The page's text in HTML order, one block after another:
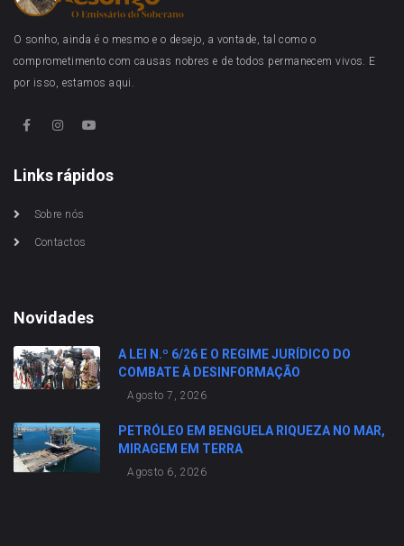
O sonho, ainda é o mesmo e o desejo, a vontade, tal como o
comprometimento com causas nobres e de todos permanecem vivos. E
por isso, estamos aqui.
Links rápidos
Sobre nós
Contactos
Novidades
A LEI N.º 6/26 E O REGIME JURÍDICO DO
COMBATE À DESINFORMAÇÃO
Agosto 7, 2026
PETRÓLEO EM BENGUELA RIQUEZA NO MAR,
MIRAGEM EM TERRA
Agosto 6, 2026